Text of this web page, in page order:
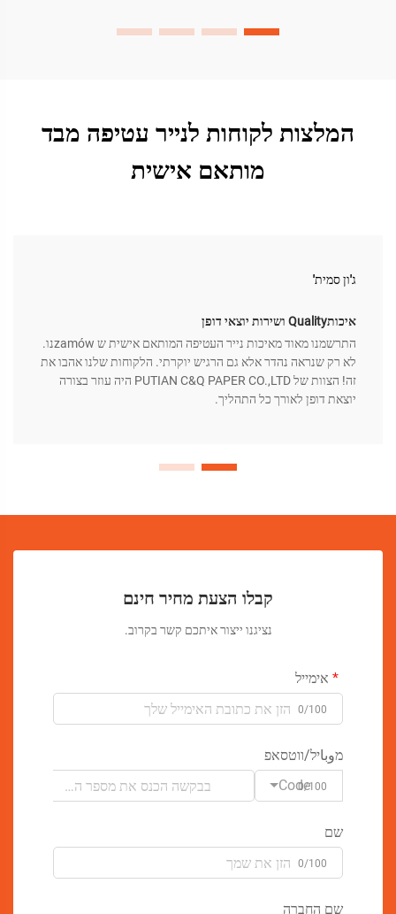
המלצות לקוחות לנייר עטיפה מבד
מותאם אישית
ג'ון סמית'
איכותQuality ושירות יוצאי דופן
התרשמנו מאוד מאיכות נייר העטיפה המותאם אישית ש zamówנו.
לא רק שנראה נהדר אלא גם הרגיש יוקרתי. הלקוחות שלנו אהבו את
זה! הצוות של PUTIAN C&Q PAPER CO.,LTD היה עוזר בצורה
יוצאת דופן לאורך כל התהליך.
קבלו הצעת מחיר חינם
נציגנו ייצור איתכם קשר בקרוב.
אימייל
0/100
מوباיל/ווטסאפ
Code0/100
שם
0/100
שם החברה